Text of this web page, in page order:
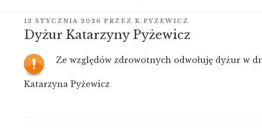
OPUBLIKOWANE
W
13 STYCZNIA 2026 PRZEZ K.PYZEWICZ
Dyżur Katarzyny Pyżewicz
Ze względów zdrowotnych odwołuję dyżur w
Katarzyna Pyżewicz